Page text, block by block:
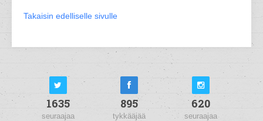
Takaisin edelliselle sivulle
1635
seuraajaa
895
tykkääjää
620
seuraajaa